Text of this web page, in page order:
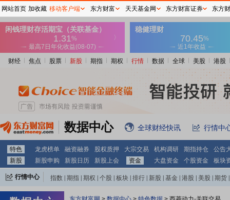
财经 焦点 股票 新股 期指 期权 行情 数据 全球 美股 港股
数据中心 全球财经快讯 行情中
特色 龙虎榜单 融资融券 股权质押 大宗交易 机构调研 期指持仓
公告
新股
新股申购 新股日历 新股上会 资金 大盘资金 个股资金 板块
行情中心 指数 期指 期权 个股 板块 排行 新股 基金 港股 美股 期货
网站首页 加收藏 移动客户端 东方财富 天天基金网 东方财富证券 东方